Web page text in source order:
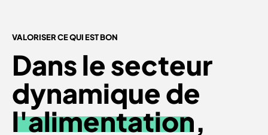
VALORISER CE QUI EST BON
Dans le secteur
dynamique de
l'alimentation,